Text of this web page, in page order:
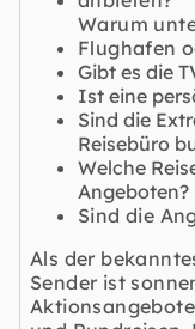
Warum
Flughafen
Gibt es die
Ist eine
Sind die
Reisebüro
Welche
Angeboten?
Sind die
Als der
Sender ist
Aktionsangebote